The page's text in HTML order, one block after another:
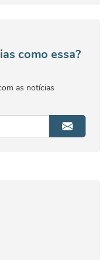
como essa?
as notícias